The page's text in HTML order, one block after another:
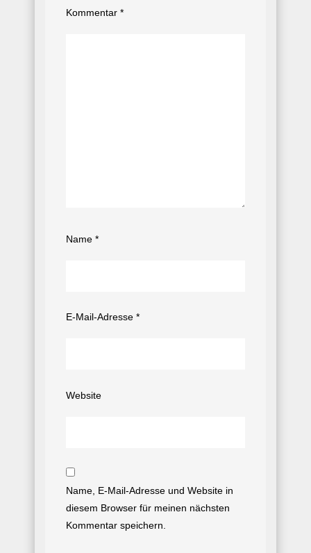
Kommentar *
Name *
E-Mail-Adresse *
Website
Name, E-Mail-Adresse und Website in
diesem Browser für meinen nächsten
Kommentar speichern.